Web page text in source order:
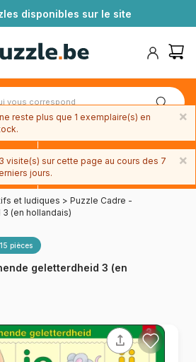
disponibles sur le site
Paiement en 4x sans frais
avec Paypal
et ludiques > Puzzle Cadre -
(en hollandais)
15 pièces
geletterdheid 3 (en
×
reste plus que 1 exemplaire(s) en
×
visite(s) sur cette page au cours des 7
jours.